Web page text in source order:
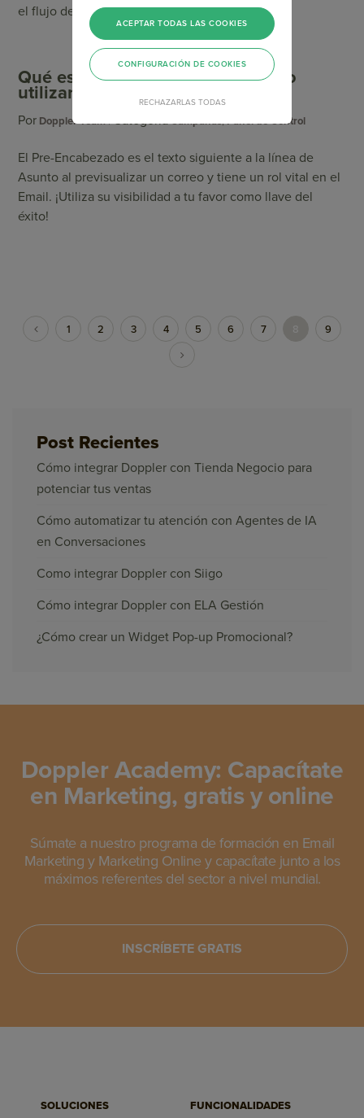
el flujo de conversación […]
Qué es el Pre-encabezado y cómo
utilizarlo
Por Doppler Team CategoríaCampañas,Panel de Control
El Pre-Encabezado es el texto siguiente a la línea de
Asunto al previsualizar un correo y tiene un rol vital en el
Email. ¡Utiliza su visibilidad a tu favor como llave del
éxito!
1 2 3 4 5 6 7 8 9
Post Recientes
Cómo integrar Doppler con Tienda Negocio para
potenciar tus ventas
Cómo automatizar tu atención con Agentes de IA
en Conversaciones
Como integrar Doppler con Siigo
Cómo integrar Doppler con ELA Gestión
¿Cómo crear un Widget Pop-up Promocional?
Doppler Academy: Capacítate
en Marketing, gratis y online
Súmate a nuestro programa de formación en Email
Marketing y Marketing Online y capacítate junto a los
máximos referentes del sector a nivel mundial.
INSCRÍBETE GRATIS
SOLUCIONES FUNCIONALIDADES
RECHAZARLAS TODAS
ACEPTAR TODAS LAS COOKIES
CONFIGURACIÓN DE COOKIES